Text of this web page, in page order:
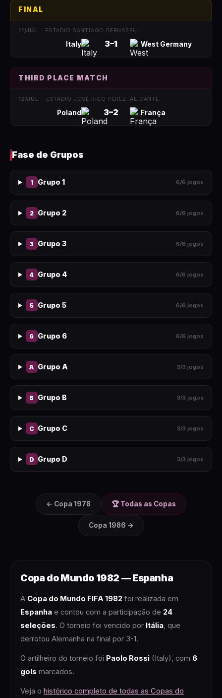
FINAL
11/JUL · ESTADIO SANTIAGO BERNABÉU
Italy 3–1 West Germany
THIRD PLACE MATCH
10/JUL · ESTADIO JOSÉ RICO PÉREZ, ALICANTE
Poland 3–2 França
Fase de Grupos
1 Grupo 1 6/6 jogos
2 Grupo 2 6/6 jogos
3 Grupo 3 6/6 jogos
4 Grupo 4 6/6 jogos
5 Grupo 5 6/6 jogos
6 Grupo 6 6/6 jogos
A Grupo A 3/3 jogos
B Grupo B 3/3 jogos
C Grupo C 3/3 jogos
D Grupo D 3/3 jogos
← Copa 1978 🏆 Todas as Copas
Copa 1986 →
Copa do Mundo 1982 —Espanha
A Copa do Mundo FIFA1982 foi realizada em
Espanha e contou com a participação de 24
seleções. O torneio foi vencido por Itália, que
derrotou Alemanha na final por 3-1.
O artilheiro do torneio foi Paolo Rossi (Italy), com 6
gols marcados.
Veja o histórico completo de todas as Copas do